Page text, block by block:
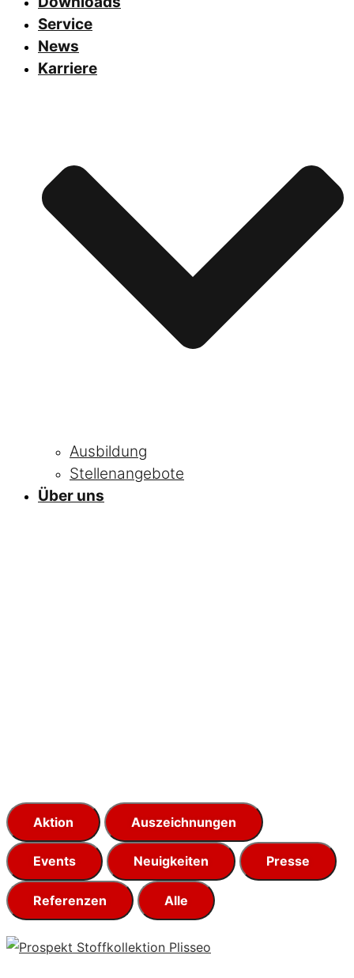
Service
News
Karriere
Ausbildung
Stellenangebote
Über uns
Aktion Auszeichnungen
Events Neuigkeiten Presse
Referenzen Alle